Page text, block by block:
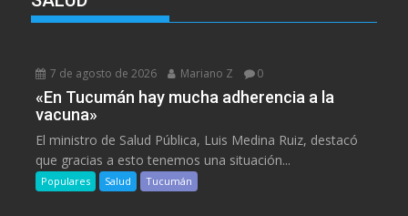
7 de agosto de 2026 Mariano Z 0
«En Tucumán hay mucha adherencia a la
vacuna»
El ministro de Salud Pública, Luis Medina Ruiz, destacó
que gracias a esto tenemos una situación...
Populares Salud Tucumán